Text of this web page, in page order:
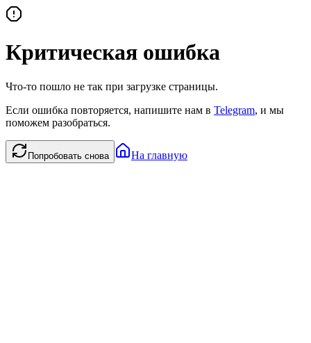
Критическая ошибка
Что-то пошло не так при загрузке страницы.
Если ошибка повторяется, напишите нам в Telegram, и мы
поможем разобраться.
Попробовать снова На главную